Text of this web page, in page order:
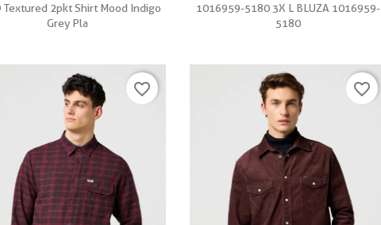
2pkt Shirt Mood Indigo
Grey Pla
1016959-5180 3X L BLUZA 1016959-
5180
favorite_border favorite_border